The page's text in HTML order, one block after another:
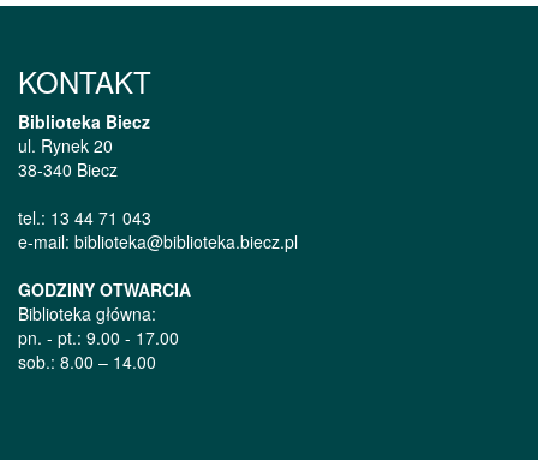
KONTAKT
Biblioteka Biecz
ul. Rynek 20
38-340 Biecz
tel.: 13 44 71 043
e-mail: biblioteka@biblioteka.biecz.pl
GODZINY OTWARCIA
Biblioteka główna:
pn. - pt.: 9.00 - 17.00
sob.: 8.00 – 14.00